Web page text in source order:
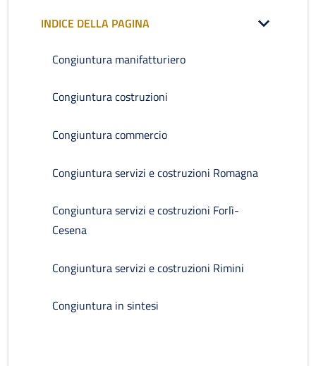
INDICE DELLA PAGINA
Congiuntura manifatturiero
Congiuntura costruzioni
Congiuntura commercio
Congiuntura servizi e costruzioni Romagna
Congiuntura servizi e costruzioni Forlì-
Cesena
Congiuntura servizi e costruzioni Rimini
Congiuntura in sintesi